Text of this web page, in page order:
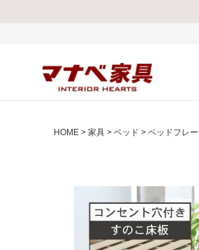
HOME 家具 ベッド ベッドフレ